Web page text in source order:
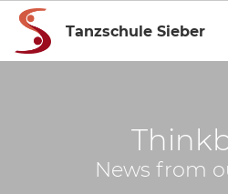
Tanzschule Sieber
News from